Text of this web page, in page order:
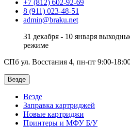
+7 (812) 602-92-69
8 (911) 023-48-51
admin@braku.net
31 декабря - 10 января
режиме
СПб ул. Восстания 4, пн-пт 9:00-
Везде
Везде
Заправка картриджей
Новые картриджи
Принтеры и МФУ Б/У